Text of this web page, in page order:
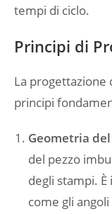
tempi di ciclo.
Principi di
La progettazione
principi
Geometria del
del pezzo
degli stampi.
come gli